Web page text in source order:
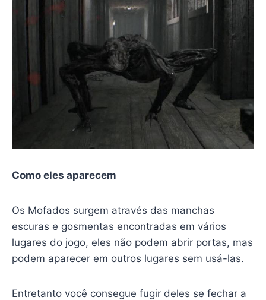
Como eles aparecem
Os Mofados surgem através das manchas
escuras e gosmentas encontradas em vários
lugares do jogo, eles não podem abrir portas, mas
podem aparecer em outros lugares sem usá-las.
Entretanto você consegue fugir deles se fechar a